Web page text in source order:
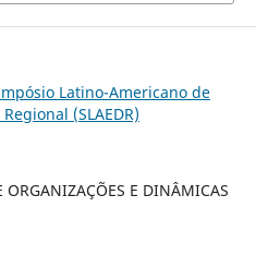
Latino-Americano de
(SLAEDR)
ORGANIZAÇÕES E DINÂMICAS